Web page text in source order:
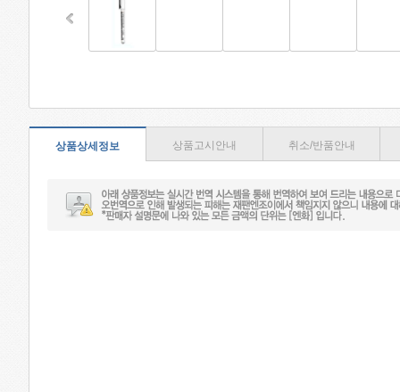
상품상세정보 상품고시안내 취소/반품안내